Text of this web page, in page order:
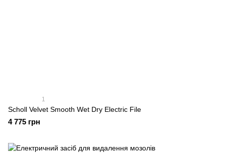
1
Scholl Velvet Smooth Wet Dry Electric File
4 775 грн